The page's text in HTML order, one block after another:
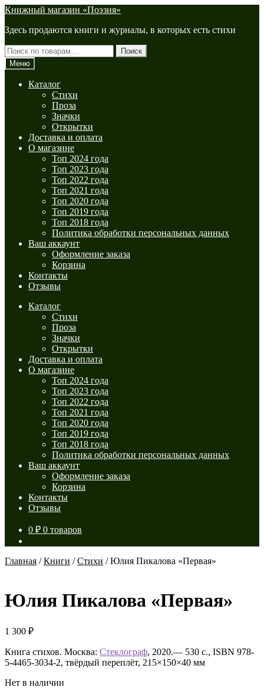
Перейти
навигации
Перейти
содержимому
Книжный магазин «Поэзия»
Здесь продаются книги и журналы, в которых есть стихи
Искать:
Поиск
Меню
Каталог
Стихи
Проза
Значки
Открытки
Доставка и оплата
О магазине
Топ 2024 года
Топ 2023 года
Топ 2022 года
Топ 2021 года
Топ 2020 года
Топ 2019 года
Топ 2018 года
Политика обработки персональных данных
Ваш аккаунт
Оформление заказа
Корзина
Контакты
Отзывы
Каталог
Стихи
Проза
Значки
Открытки
Доставка и оплата
О магазине
Топ 2024 года
Топ 2023 года
Топ 2022 года
Топ 2021 года
Топ 2020 года
Топ 2019 года
Топ 2018 года
Политика обработки персональных данных
Ваш аккаунт
Оформление заказа
Корзина
Контакты
Отзывы
0 ₽ 0 товаров
Главная /Книги /Стихи /Юлия Пикалова «Первая»
Юлия Пикалова «Первая»
1 300 ₽
Книга стихов. Москва: Стеклограф, 2020.— 530 с., ISBN 978-
5-4465-3034-2, твёрдый переплёт, 215×150×40 мм
Нет в наличии